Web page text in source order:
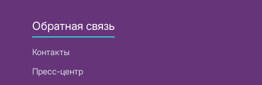
Обратная связь
Контакты
Пресс-центр